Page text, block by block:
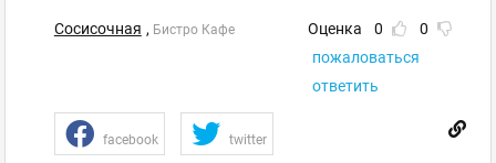
Сосисочная , Бистро Кафе Оценка 0
0
пожаловаться
ответить
facebook twitter